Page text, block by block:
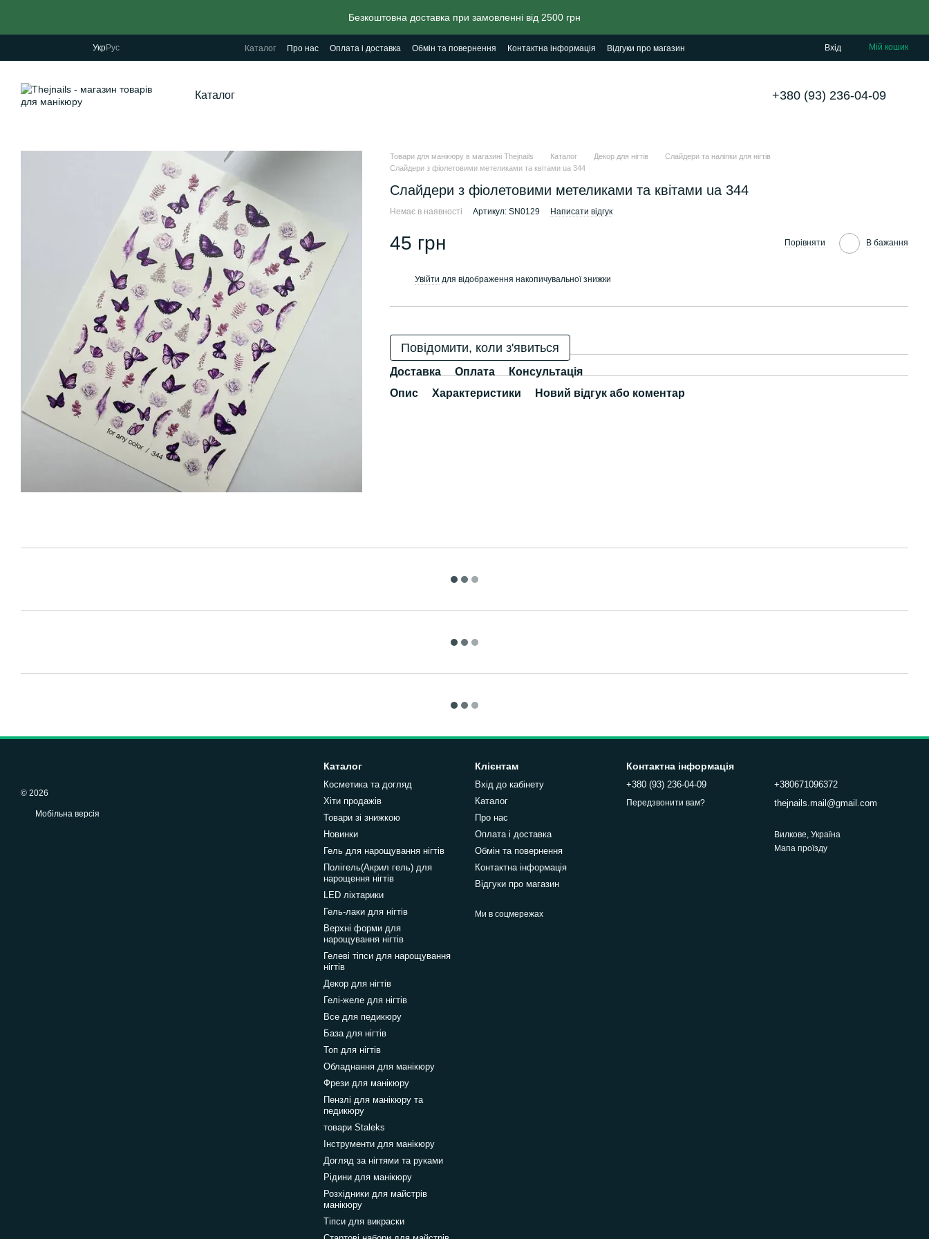
Безкоштовна доставка при замовленні від 2500 грн
УкрРус Каталог Про нас Оплата і доставка Обмін та повернення Контактна інформація Відгуки про магазин Вхід Мій кошик
Каталог +380 (93) 236-04-09
Товари для манікюру в магазині Thejnails Каталог Декор для нігтів
Слайдери та наліпки для нігтів
Слайдери з фіолетовими метеликами та квітами ua 344
Слайдери з фіолетовими метеликами та квітами ua 344
Немає в наявності Артикул: SN0129 Написати відгук
45 грн Порівняти В бажання
Увійти для відображення накопичувальної знижки
Повідомити, коли з'явиться
Доставка Оплата
Консультація
Опис
Характеристики Новий відгук або коментар
© 2026
Мобільна версія
Каталог
Косметика та догляд
Хіти продажів
Товари зі знижкою
Новинки
Гель для нарощування нігтів
Полігель(Акрил гель) для
нарощення нігтів
LED ліхтарики
Гель-лаки для нігтів
Верхні форми для
нарощування нігтів
Гелеві тіпси для нарощування
нігтів
Декор для нігтів
Гелі-желе для нігтів
Все для педикюру
База для нігтів
Топ для нігтів
Обладнання для манікюру
Фрези для манікюру
Пензлі для манікюру та
педикюру
товари Staleks
Інструменти для манікюру
Догляд за нігтями та руками
Рідини для манікюру
Розхідники для майстрів
манікюру
Тіпси для викраски
Клієнтам
Вхід до кабінету
Каталог
Про нас
Оплата і доставка
Обмін та повернення
Контактна інформація
Відгуки про магазин
Ми в соцмережах
Контактна інформація
+380 (93) 236-04-09
Передзвонити вам?
+380671096372
thejnails.mail@gmail.com
Вилкове, Україна
Мапа проїзду